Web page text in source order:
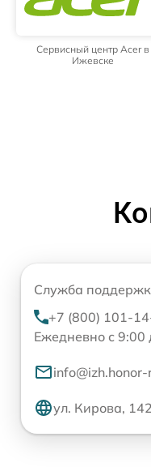
Сервисный центр
Ижевске
Служба
+7 (800) 101-
Ежедневно с 9:00
ул. Кирова, 142